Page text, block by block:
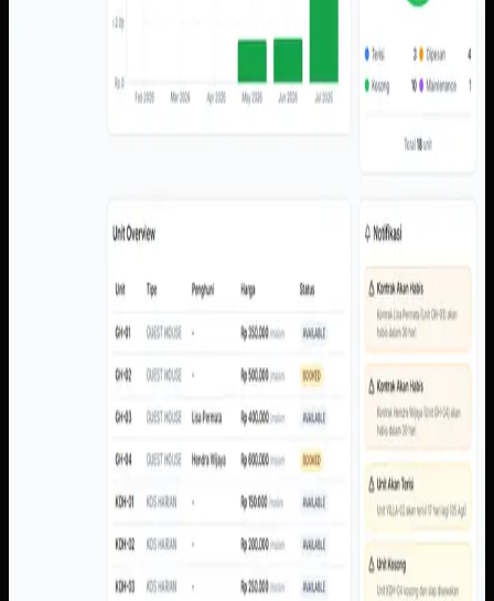
Dari screenshot yang tersedia, sistem mencakup dasbor
okupansi dan pendapatan, pemesanan, tenant, invoice,
unit, notifikasi kontrak, serta tampilan tenant untuk kontrak